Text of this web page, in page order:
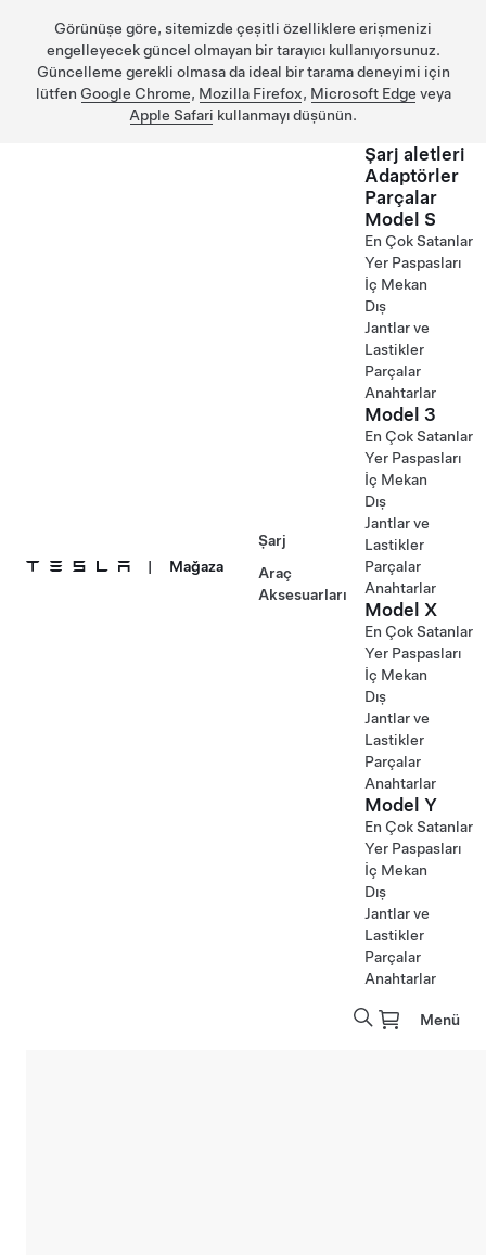
Görünüşe göre, sitemizde çeşitli özelliklere erişmenizi
engelleyecek güncel olmayan bir tarayıcı kullanıyorsunuz.
Güncelleme gerekli olmasa da ideal bir tarama deneyimi için
lütfen Google Chrome, Mozilla Firefox, Microsoft Edge veya
Apple Safari kullanmayı düşünün.
| Mağaza
Şarj
Araç
Aksesuarları
Şarj aletleri
Adaptörler
Parçalar
Model S
En Çok Satanlar
Yer Paspasları
İç Mekan
Dış
Jantlar ve
Lastikler
Parçalar
Anahtarlar
Model 3
En Çok Satanlar
Yer Paspasları
İç Mekan
Dış
Jantlar ve
Lastikler
Parçalar
Anahtarlar
Model X
En Çok Satanlar
Yer Paspasları
İç Mekan
Dış
Jantlar ve
Lastikler
Parçalar
Anahtarlar
Model Y
En Çok Satanlar
Yer Paspasları
İç Mekan
Dış
Jantlar ve
Lastikler
Parçalar
Anahtarlar
Menü